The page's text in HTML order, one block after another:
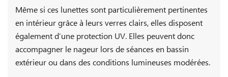
Même si ces lunettes sont particulièrement pertinentes
en intérieur grâce à leurs verres clairs, elles disposent
également d’une protection UV. Elles peuvent donc
accompagner le nageur lors de séances en bassin
extérieur ou dans des conditions lumineuses modérées.